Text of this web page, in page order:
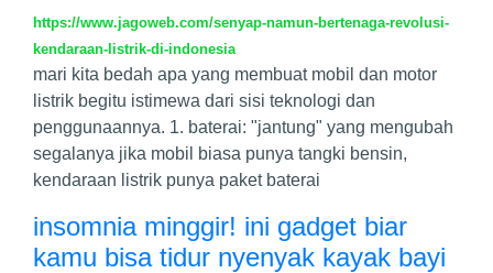
https://www.jagoweb.com/senyap-namun-bertenaga-revolusi-
kendaraan-listrik-di-indonesia
mari kita bedah apa yang membuat mobil dan motor
listrik begitu istimewa dari sisi teknologi dan
penggunaannya. 1. baterai: "jantung" yang mengubah
segalanya jika mobil biasa punya tangki bensin,
kendaraan listrik punya paket baterai
insomnia minggir! ini gadget biar
kamu bisa tidur nyenyak kayak bayi